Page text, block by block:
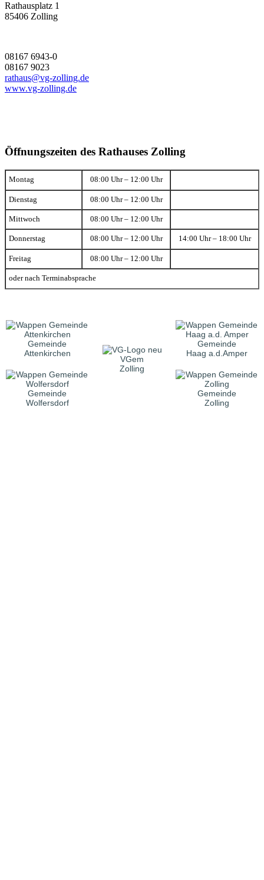
Rathausplatz 1
85406 Zolling
08167 6943-0
08167 9023
rathaus@vg-zolling.de
www.vg-zolling.de
Öffnungszeiten des Rathauses Zolling
Montag 08:00 Uhr – 12:00 Uhr
Dienstag 08:00 Uhr – 12:00 Uhr
Mittwoch 08:00 Uhr – 12:00 Uhr
Donnerstag 08:00 Uhr – 12:00 Uhr 14:00 Uhr – 18:00 Uhr
Freitag 08:00 Uhr – 12:00 Uhr
oder nach Terminabsprache
Gemeinde
Attenkirchen
VGem
Zolling
Gemeinde
Haag a.d.Amper
Gemeinde
Wolfersdorf
Gemeinde
Zolling